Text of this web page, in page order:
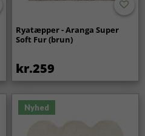
Ryatæpper - Aranga Super
Soft Fur (brun)
kr.259
Nyhed